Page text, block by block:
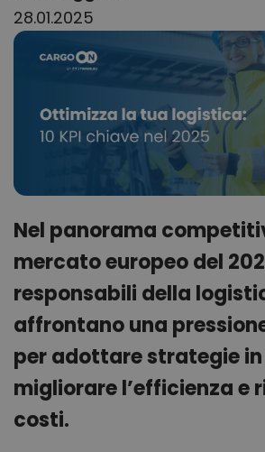
28.01.2025
Nel panorama
mercato europeo del
responsabili della
affrontano una
per adottare strategie
migliorare l’efficienza e
costi.